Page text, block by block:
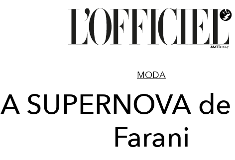
MODA
A SUPERNOVA
Farani